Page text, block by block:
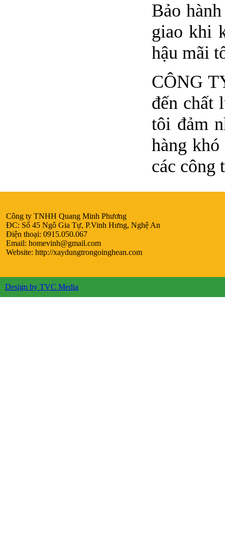
Bảo
giao khi
hậu mãi
CÔNG
đến chất
tôi đảm
hàng
các công
Công ty TNHH Quang Minh Phương
ĐC: Số 45 Ngô Gia Tự, P.Vinh Hưng, Nghệ An
Điện thoại: 0915.050.067
Email: homevinh@gmail.com
Website: http://xaydungtrongoinghean.com
Design by TVC Media